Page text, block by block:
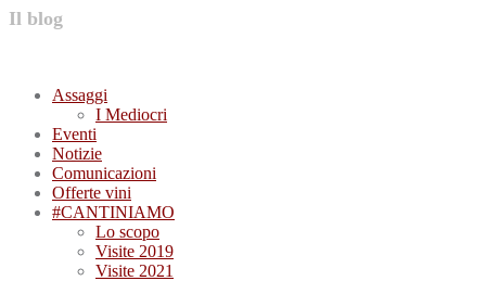
Il blog
Assaggi
I Mediocri
Eventi
Notizie
Comunicazioni
Offerte vini
#CANTINIAMO
Lo scopo
Visite 2019
Visite 2021